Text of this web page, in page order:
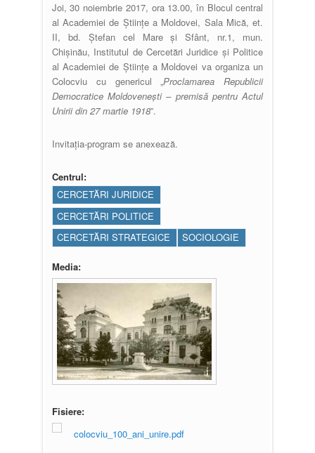
Joi, 30 noiembrie 2017, ora 13.00, în Blocul central
al Academiei de Științe a Moldovei, Sala Mică, et.
II, bd. Ștefan cel Mare și Sfânt, nr.1, mun.
Chișinău, Institutul de Cercetări Juridice și Politice
al Academiei de Științe a Moldovei va organiza un
Colocviu cu genericul „Proclamarea Republicii
Democratice Moldovenești – premisă pentru Actul
Unirii din 27 martie 1918”.
Invitația-program se anexează.
Centrul:
CERCETĂRI JURIDICE
CERCETĂRI POLITICE
CERCETĂRI STRATEGICE
SOCIOLOGIE
Media:
Fisiere:
colocviu_100_ani_unire.pdf